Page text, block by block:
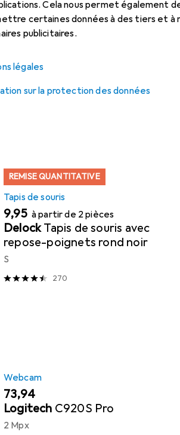
Cela nous permet également
certaines données à des tiers et à
publicitaires.
légales
sur la protection des données
Ici, vous trouverez des accessoires
Trier par:Pertinence
REMISE QUANTITATIVE
Tapis de souris
EUR
9,95 à partir de 2 pièces
DelockTapis de souris avec
repose-poignets rond noir
S
270
Webcam
EUR
73,94
Logitech C920S Pro
2 Mpx